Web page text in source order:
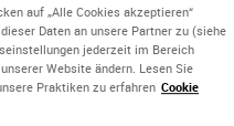
and RNA
FFPE tissue
InSituPlex®
auf „Alle Cookies akzeptieren“
Daten an unsere Partner zu (siehe
jederzeit im Bereich
Website ändern. Lesen Sie
Praktiken zu erfahren Cookie